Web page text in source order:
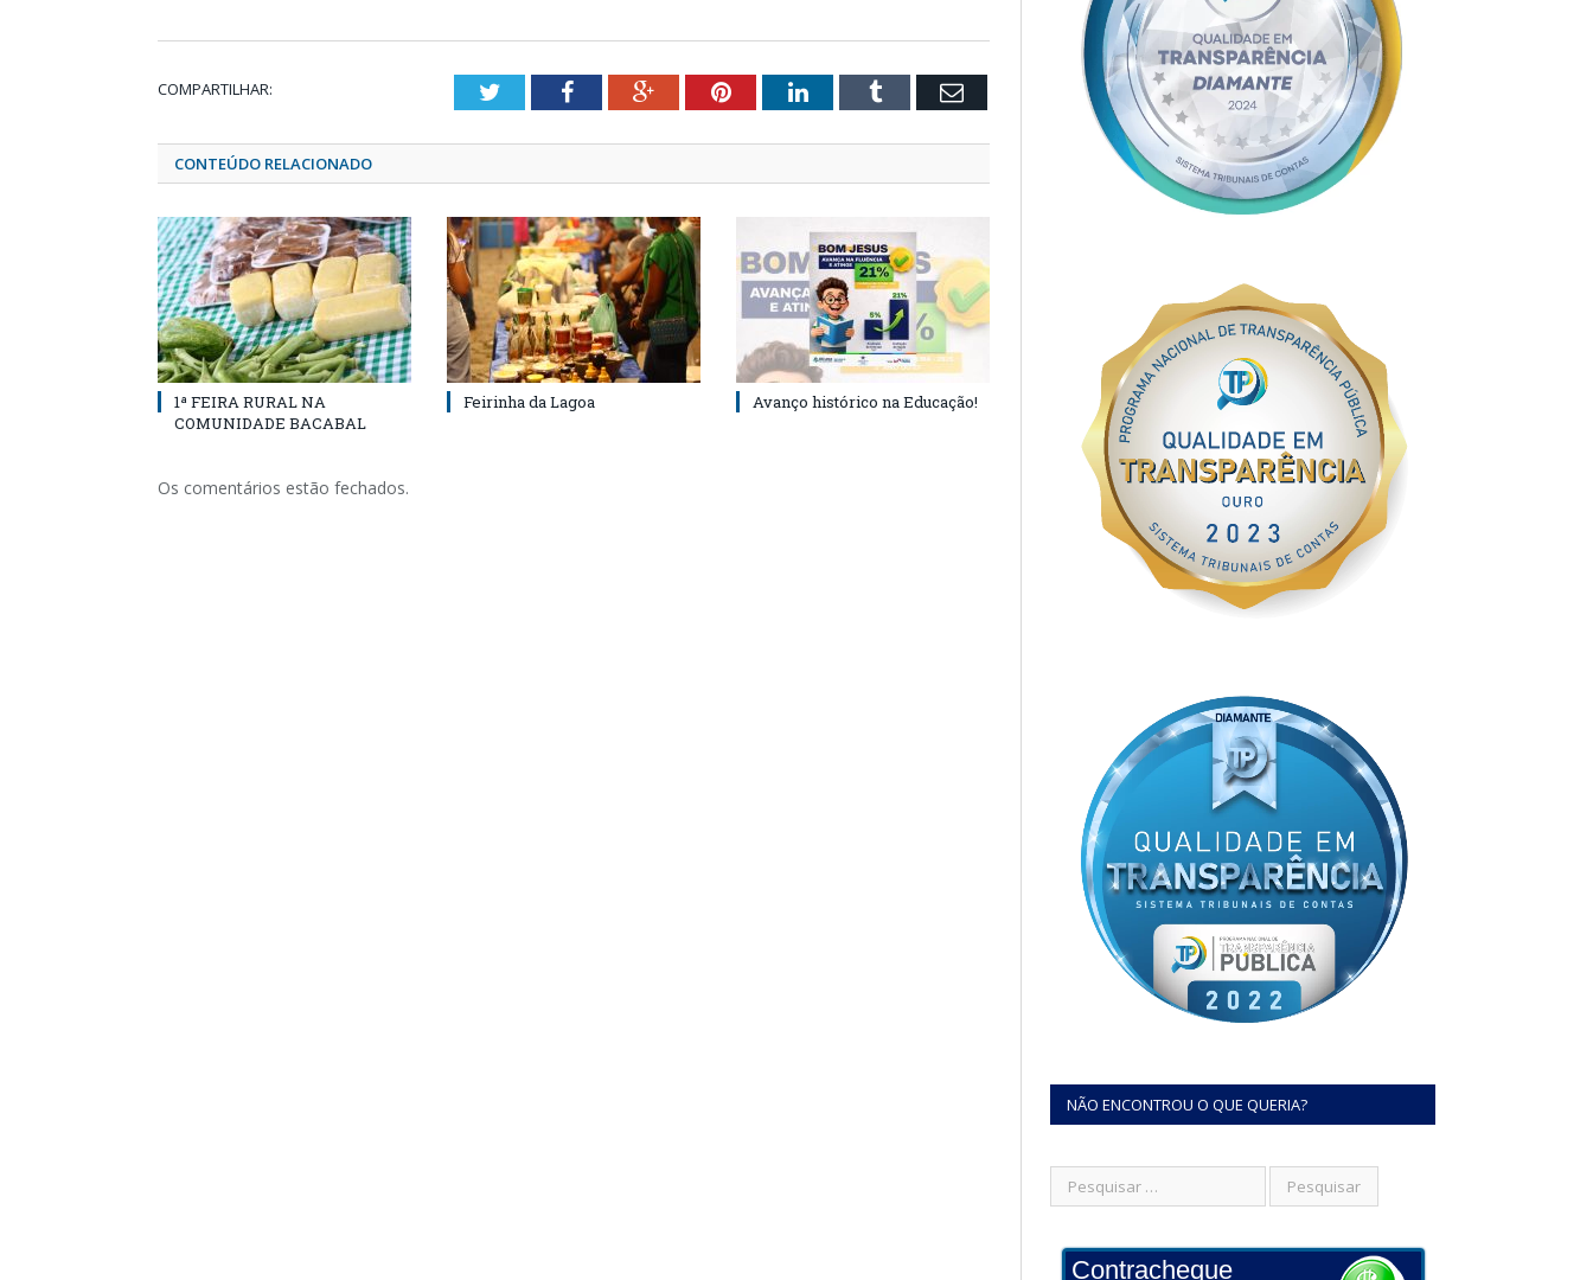
COMPARTILHAR: TwitterFacebookGoogle+PinterestLinkedInTumblr Email
CONTEÚDO RELACIONADO
1ª FEIRA RURAL NA
COMUNIDADE BACABAL
Feirinha da Lagoa Avanço histórico na Educação!
Os comentários estão fechados.
NÃO ENCONTROU O QUE QUERIA?
Contracheque